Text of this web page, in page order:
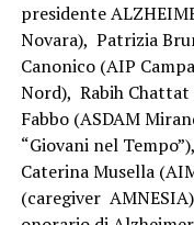
presidente
Novara), Patrizia
Canonico (AIP
Nord), Rabih Chattat
Fabbo (ASDAM
“Giovani nel
Caterina Musella
(caregiver